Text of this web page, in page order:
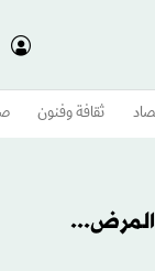
ثقافة وفنون